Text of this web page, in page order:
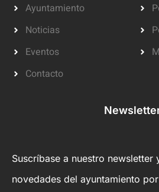
Ayuntamiento
Noticias
Eventos
Contacto
Suscríbase a nuestro newsletter
novedades del ayuntamiento